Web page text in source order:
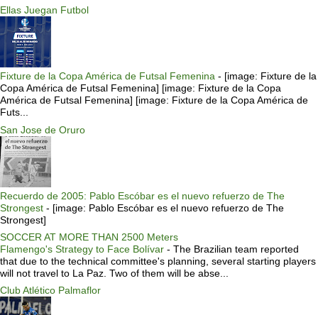
Ellas Juegan Futbol
Fixture de la Copa América de Futsal Femenina - [image: Fixture de la
Copa América de Futsal Femenina] [image: Fixture de la Copa
América de Futsal Femenina] [image: Fixture de la Copa América de
Futs...
San Jose de Oruro
Recuerdo de 2005: Pablo Escóbar es el nuevo refuerzo de The
Strongest - [image: Pablo Escóbar es el nuevo refuerzo de The
Strongest]
SOCCER AT MORE THAN 2500 Meters
Flamengo's Strategy to Face Bolívar - The Brazilian team reported
that due to the technical committee's planning, several starting players
will not travel to La Paz. Two of them will be abse...
Club Atlético Palmaflor